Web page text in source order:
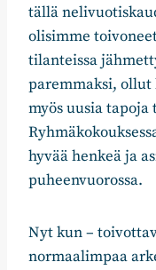
tällä
olisimme
tilanteissa
paremmaksi,
myös uusia tapoja
hyvää henkeä ja
puheenvuorossa.
Nyt kun –
normaalimpaa